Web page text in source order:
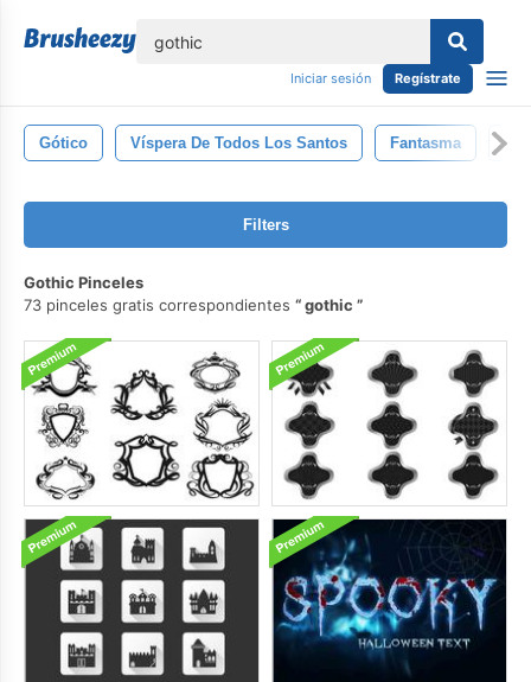
Iniciar sesión Regístrate
Gótico Víspera De Todos Los Santos Fantasma
Filters
Gothic Pinceles
73 pinceles gratis correspondientes
gothic